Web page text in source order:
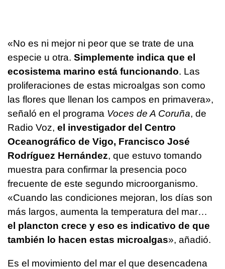
«No es ni mejor ni peor que se trate de una
especie u otra. Simplemente indica que el
ecosistema marino está funcionando. Las
proliferaciones de estas microalgas son como
las flores que llenan los campos en primavera»,
señaló en el programa Voces de A Coruña, de
Radio Voz, el investigador del Centro
Oceanográfico de Vigo, Francisco José
Rodríguez Hernández, que estuvo tomando
muestra para confirmar la presencia poco
frecuente de este segundo microorganismo.
«Cuando las condiciones mejoran, los días son
más largos, aumenta la temperatura del mar…
el plancton crece y eso es indicativo de que
también lo hacen estas microalgas», añadió.
Es el movimiento del mar el que desencadena